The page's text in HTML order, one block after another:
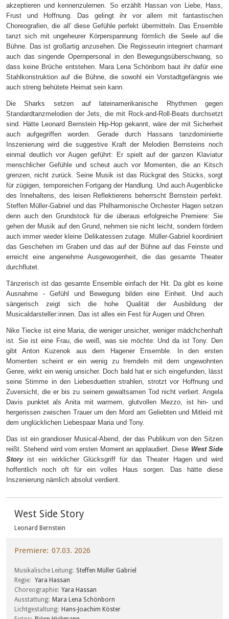
akzeptieren und kennenzulernen. So erzählt Hassan von Liebe, Hass,
Frust und Hoffnung. Das gelingt ihr vor allem mit fantastischen
Choreografien, die all’ diese Gefühle perfekt übermitteln. Das Ensemble
tanzt sich mit ungeheurer Körperspannung förmlich die Seele auf die
Bühne. Das ist großartig anzusehen. Die Regisseurin integriert charmant
auch das singende Opernpersonal in den Bewegungsüberschwang, so
dass keine Brüche entstehen. Mara Lena Schönborn baut ihr dafür eine
Stahlkonstruktion auf die Bühne, die sowohl ein Vorstadtgefängnis wie
auch streng behütete Heimat sein kann.
Die Sharks setzen auf lateinamerikanische Rhythmen gegen
Standardtanzmelodien der Jets, die mit Rock-and-Roll-Beats durchsetzt
sind. Hätte Leonard Bernstein Hip-Hop gekannt, wäre der mit Sicherheit
auch aufgegriffen worden. Gerade durch Hassans tanzdominierte
Inszenierung wird die suggestive Kraft der Melodien Bernsteins noch
einmal deutlich vor Augen geführt: Er spielt auf der ganzen Klaviatur
menschlicher Gefühle und scheut auch vor Momenten, die an Kitsch
grenzen, nicht zurück. Seine Musik ist das Rückgrat des Stücks, sorgt
für zügigen, temporeichen Fortgang der Handlung. Und auch Augenblicke
des Innehaltens, des leisen Reflektierens beherrscht Bernstein perfekt.
Steffen Müller-Gabriel und das Philharmonische Orchester Hagen setzen
denn auch den Grundstock für die überaus erfolgreiche Premiere: Sie
gehen der Musik auf den Grund, nehmen sie nicht leicht, sondern fördern
auch immer wieder kleine Delikatessen zutage. Müller-Gabriel koordiniert
das Geschehen im Graben und das auf der Bühne auf das Feinste und
erreicht eine angenehme Ausgewogenheit, die das gesamte Theater
durchflutet.
Tänzerisch ist das gesamte Ensemble einfach der Hit. Da gibt es keine
Ausnahme - Gefühl und Bewegung bilden eine Einheit. Und auch
sängerisch zeigt sich die hohe Qualität der Ausbildung der
Musicaldarsteller:innen. Das ist alles ein Fest für Augen und Ohren.
Nike Tiecke ist eine Maria, die weniger unsicher, weniger mädchchenhaft
ist. Sie ist eine Frau, die weiß, was sie möchte: Und da ist Tony. Den
gibt Anton Kuzenok aus dem Hagener Ensemble. In den ersten
Momenten scheint er ein wenig zu fremdeln mit dem ungewohnten
Genre, wirkt ein wenig unsicher. Doch bald hat er sich eingefunden, lässt
seine Stimme in den Liebesduetten strahlen, strotzt vor Hoffnung und
Zuversicht, die er bis zu seinem gewaltsamen Tod nicht verliert. Angela
Davis punktet als Anita mit warmem, glutvollen Mezzo, ist hin- und
hergerissen zwischen Trauer um den Mord am Geliebten und Mitleid mit
dem unglücklichen Liebespaar Maria und Tony.
Das ist ein grandioser Musical-Abend, der das Publikum von den Sitzen
reißt. Stehend wird vom ersten Moment an applaudiert. Diese West Side
Storyist ein wirklicher Glücksgriff für das Theater Hagen und wird
hoffentlich noch oft für ein volles Haus sorgen. Das hätte diese
Inszenierung nämlich absolut verdient.
West Side Story
Leonard Bernstein
Premiere 07.03. 2026
Musikalische Leitung
Steffen Müller Gabriel
Regie
Yara Hassan
Choreographie Yara Hassan
Ausstattung Mara Lena Schönborn
Lichtgestaltung Hans-Joachim Köster